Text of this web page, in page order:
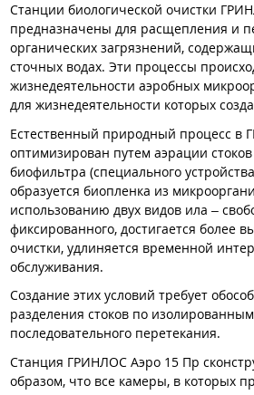
Станции биологической очистки
предназначены для расщепления и
органических загрязнений,
сточных водах. Эти процессы
жизнедеятельности аэробных
для жизнедеятельности которых
Естественный природный процесс в
оптимизирован путем аэрации стоков
биофильтра (специального
образуется биопленка из
использованию двух видов ила –
фиксированного, достигается более
очистки, удлиняется временной
обслуживания.
Создание этих условий требует
разделения стоков по
последовательного перетекания.
Станция ГРИНЛОС Аэро 15 Пр
образом, что все камеры, в которых